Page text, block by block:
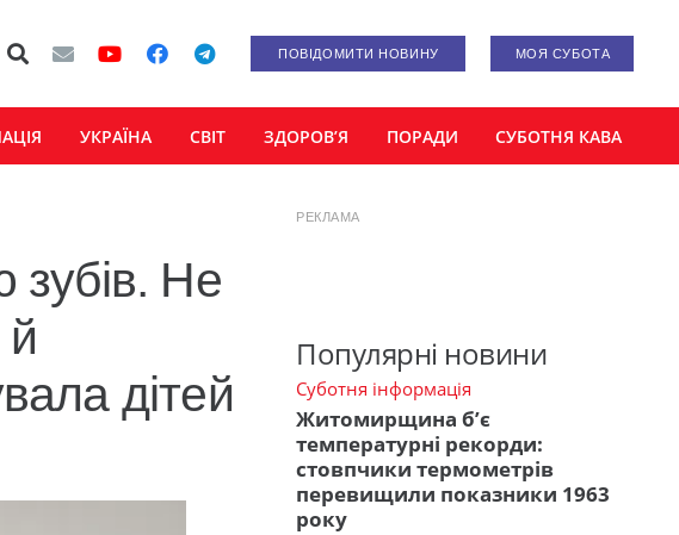
ПОВІДОМИТИ НОВИНУ МОЯ СУБОТА
УКРАЇНА СВІТ ЗДОРОВ’Я ПОРАДИ СУБОТНЯ КАВА
зубів. Не
дітей
РЕКЛАМА
Популярні новини
Суботня інформація
Житомирщина б’є
температурні рекорди:
стовпчики термометрів
перевищили показники 1963
року